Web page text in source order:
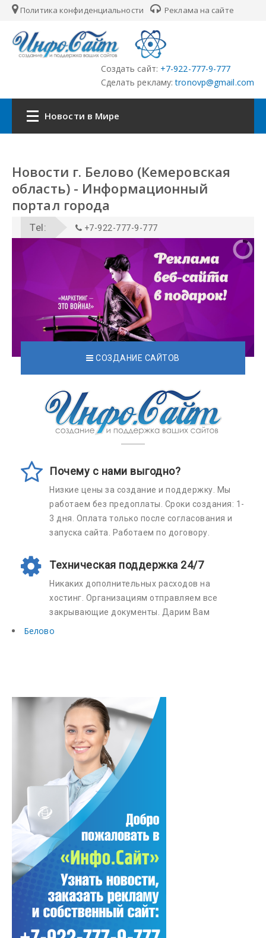
Политика конфиденциальности Реклама на сайте
Создать сайт: +7-922-777-9-777
Сделать рекламу: tronovp@gmail.com
Новости в Мире
Страны
Городские сайты
Партнёры
Наша сеть
Наши проекты
Новости г. Белово (Кемеровская
область) - Информационный
портал города
Белово